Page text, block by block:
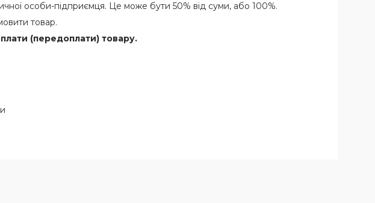
особи-підприємця. Це може бути 50% від суми, або 100%.
товар.
(передоплати) товару.